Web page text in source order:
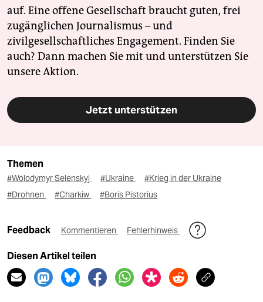
auf. Eine offene Gesellschaft braucht guten, frei
zugänglichen Journalismus – und
zivilgesellschaftliches Engagement. Finden Sie
auch? Dann machen Sie mit und unterstützen Sie
unsere Aktion.
Jetzt unterstützen
Themen
#Wolodymyr Selenskyj #Ukraine
#Krieg in der Ukraine
#Drohnen
#Charkiw #Boris Pistorius
Feedback Kommentieren Fehlerhinweis
Diesen Artikel teilen